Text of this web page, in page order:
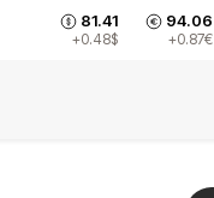
81.41
+0.48$
94.06
+0.87€